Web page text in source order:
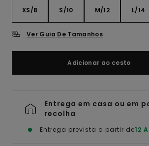
XS/8 S/10 M/12 L/14
Ver Guia De Tamanhos
Adicionar ao cesto
Entrega em casa ou em
recolha
Entrega prevista a partir de12